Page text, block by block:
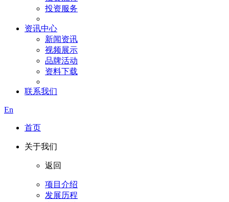
投资服务
资讯中心
新闻资讯
视频展示
品牌活动
资料下载
联系我们
En
首页
关于我们
返回
项目介绍
发展历程